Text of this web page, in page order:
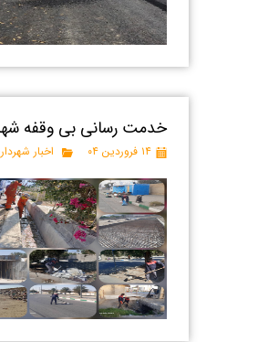
خدمت رسانی بی وقفه
۱۴ فروردین ۰۴ اخبار